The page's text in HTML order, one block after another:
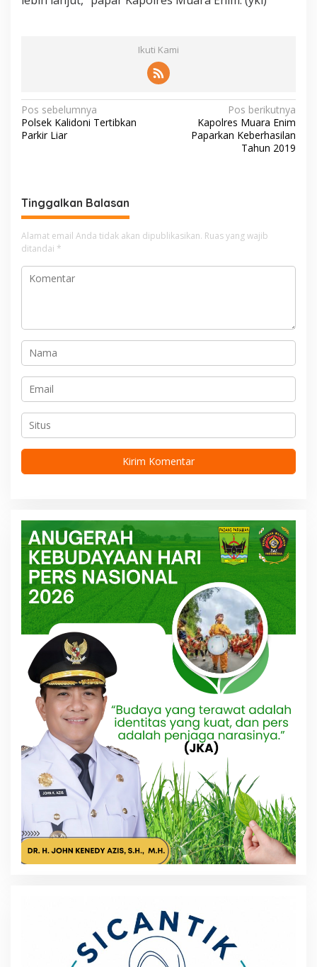
Ikuti Kami
N
a
g
a
s
i
p
Pos sebelumnya
Polsek Kalidoni Tertibkan
Parkir Liar
Pos berikutnya
Kapolres Muara Enim
Paparkan Keberhasilan
Tahun 2019
Tinggalkan Balasan
Alamat email Anda tidak akan dipublikasikan. Ruas yang wajib
ditandai *